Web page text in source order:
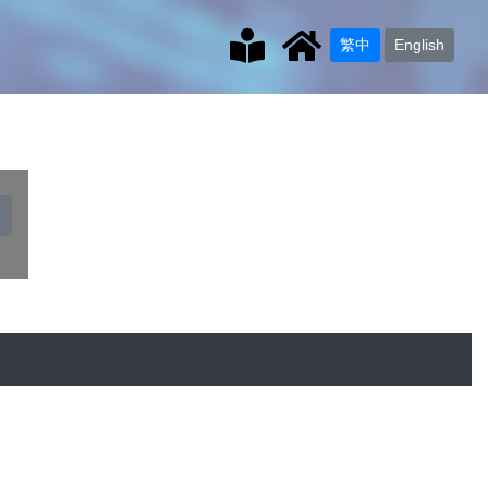
繁中 English